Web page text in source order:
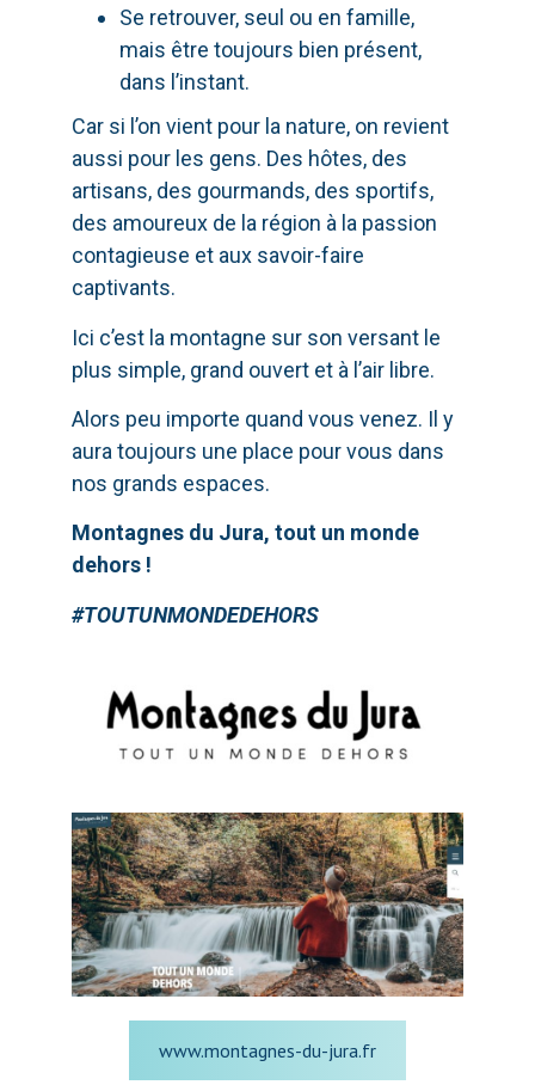
Se retrouver, seul ou en famille,
mais être toujours bien présent,
dans l’instant.
Car si l’on vient pour la nature, on revient
aussi pour les gens. Des hôtes, des
artisans, des gourmands, des sportifs,
des amoureux de la région à la passion
contagieuse et aux savoir-faire
captivants.
Ici c’est la montagne sur son versant le
plus simple, grand ouvert et à l’air libre.
Alors peu importe quand vous venez. Il y
aura toujours une place pour vous dans
nos grands espaces.
Montagnes du Jura, tout un monde
dehors !
#TOUTUNMONDEDEHORS
www.montagnes-du-jura.fr